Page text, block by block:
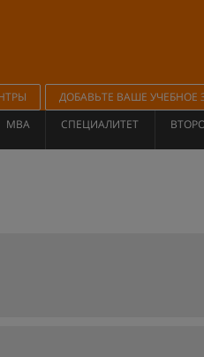
ДОБАВЬТЕ ВАШЕ УЧЕБНОЕ
MBA СПЕЦИАЛИТЕТ